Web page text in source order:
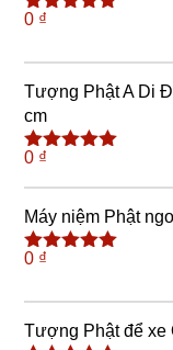
Được xếp
sao
0 ₫
Tượng Phật A Di
cm
Được xếp
0 ₫
Máy niệm Phật
Được xếp
sao
0 ₫
Tượng Phật để xe